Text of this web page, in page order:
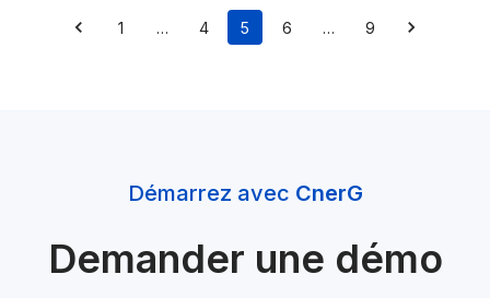
1 … 4 5 6 … 9
Démarrez avec CnerG
Demander une démo